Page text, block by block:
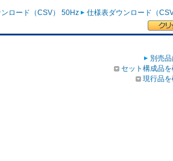
ロード（CSV） 50Hz 仕様表ダウンロード（
別売
セット構成品
現行品